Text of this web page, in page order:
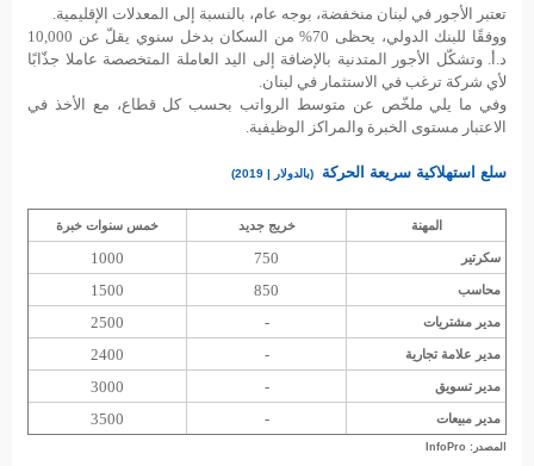
تعتبر الأجور في لبنان منخفضة، بوجه عام، بالنسبة إلى المعدلات الإقليمية.
ووفقًا للبنك الدولي، يحظى 70% من السكان بدخل سنوي يقلّ عن 10,000
د.أ. وتشكّل الأجور المتدنية بالإضافة إلى اليد العاملة المتخصصة عاملا جذّابًا
لأي شركة ترغب في الاستثمار في لبنان.
وفي ما يلي ملخّص عن متوسط الرواتب بحسب كل قطاع، مع الأخذ في
الاعتبار مستوى الخبرة والمراكز الوظيفية.
سلع استهلاكية سريعة الحركة (بالدولار | 2019)
المهنة خريج جديد خمس سنوات خبرة
سكرتير 750
1000
محاسب 850
1500
مدير مشتريات -
2500
مدير علامة تجارية -
2400
مدير تسويق -
3000
مدير مبيعات -
3500
المصدر: InfoPro